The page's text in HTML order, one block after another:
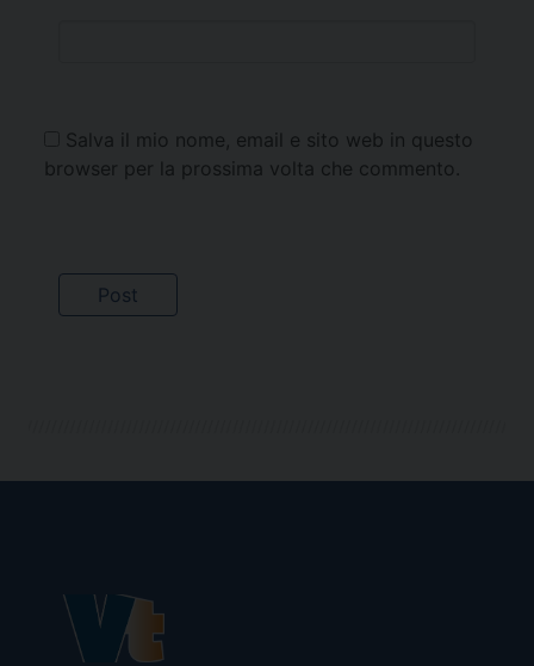
Salva il mio nome, email e sito web in questo
browser per la prossima volta che commento.